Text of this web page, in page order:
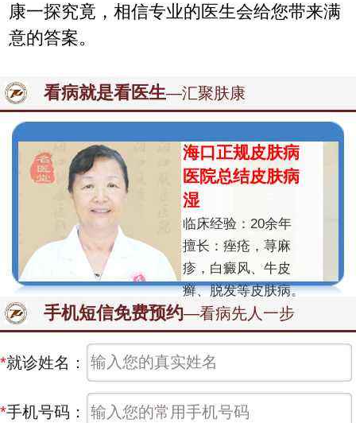
康一探究竟，相信专业的医生会给您带来满
意的答案。
看病就是看医生—汇聚肤康
海口正规皮肤病
医院总结皮肤病
湿
临床经验：20余年
擅长：痤疮，荨麻
疹，白癜风、牛皮
癣、脱发等皮肤病。
手机短信免费预约—看病先人一步
*就诊姓名：
*手机号码：